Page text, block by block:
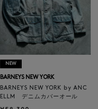
NEW
BARNEYS NEW YORK
BARNEYS NEW YORK by ANC
ELLM デニムカバーオール